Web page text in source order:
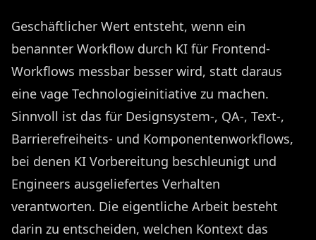
Geschäftlicher Wert entsteht, wenn ein
benannter Workflow durch KI für Frontend-
Workflows messbar besser wird, statt daraus
eine vage Technologieinitiative zu machen.
Sinnvoll ist das für Designsystem-, QA-, Text-,
Barrierefreiheits- und Komponentenworkflows,
bei denen KI Vorbereitung beschleunigt und
Engineers ausgeliefertes Verhalten
verantworten. Die eigentliche Arbeit besteht
darin zu entscheiden, welchen Kontext das